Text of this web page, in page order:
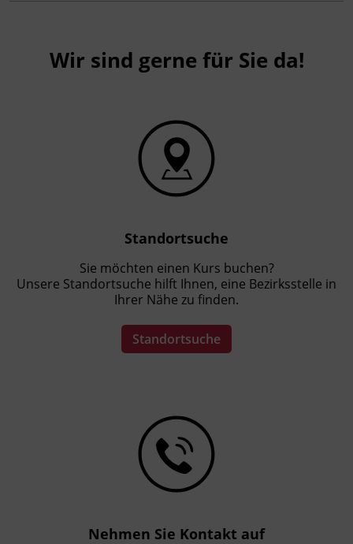
Wir sind gerne für Sie da!
Standortsuche
Sie möchten einen Kurs buchen?
Unsere Standortsuche hilft Ihnen, eine Bezirksstelle in
Ihrer Nähe zu finden.
Standortsuche
Nehmen Sie Kontakt auf